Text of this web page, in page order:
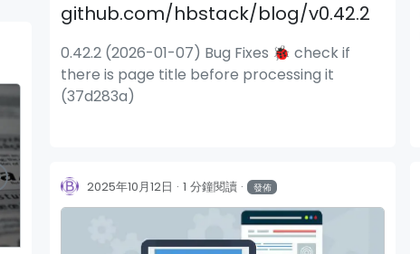
github.com/hbstack/blog/v0.42.2
0.42.2 (2026-01-07) Bug Fixes 🐞 check if
there is page title before processing it
(37d283a)
2025年10月12日 1 分鐘閱讀 發佈
向右